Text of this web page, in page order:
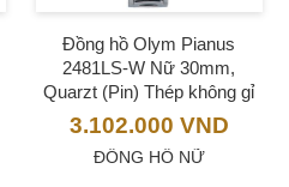
Đồng hồ Olym Pianus
2481LS-W Nữ 30mm,
Quarzt (Pin) Thép không gỉ
3.102.000 VND
ĐỒNG HỒ NỮ